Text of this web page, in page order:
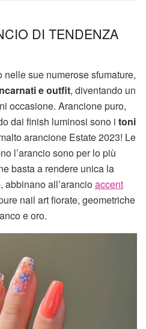
DI TENDENZA
sue numerose sfumature,
e outfit, diventando un
occasione. Arancione puro,
dai finish luminosi sono i toni
arancione Estate 2023! Le
l’arancio sono per lo più
basta a rendere unica la
abbinano all’arancioaccent
nail art fiorate, geometriche
e oro.